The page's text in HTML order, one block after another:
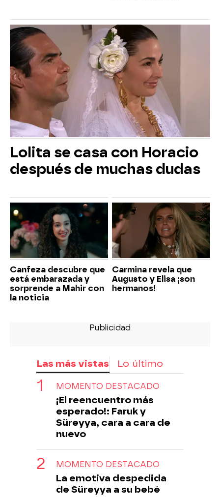
Lolita se casa con Horacio
después de muchas dudas
Canfeza descubre que
está embarazada y
sorprende a Mahir con
la noticia
Carmina revela que
Augusto y Elisa ¡son
hermanos!
Las más vistas Lo último
MOMENTO DESTACADO
¡El reencuentro más
esperado!: Faruk y
Süreyya, cara a cara de
nuevo
MOMENTO DESTACADO
La emotiva despedida
de Süreyya a su bebé